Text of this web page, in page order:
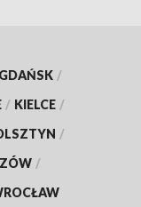
GDAŃSK /
/ KIELCE /
/
/